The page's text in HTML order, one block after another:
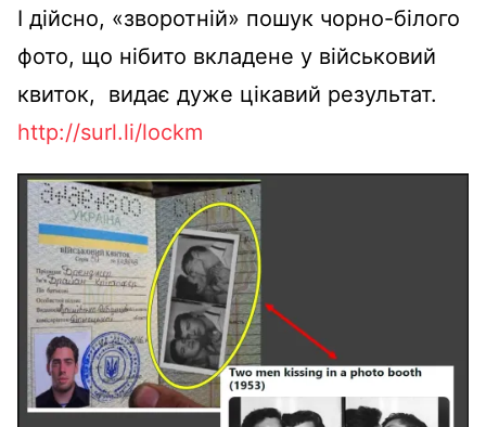
І дійсно, «зворотній» пошук чорно-білого
фото, що нібито вкладене у військовий
квиток, видає дуже цікавий результат.
http://surl.li/lockm